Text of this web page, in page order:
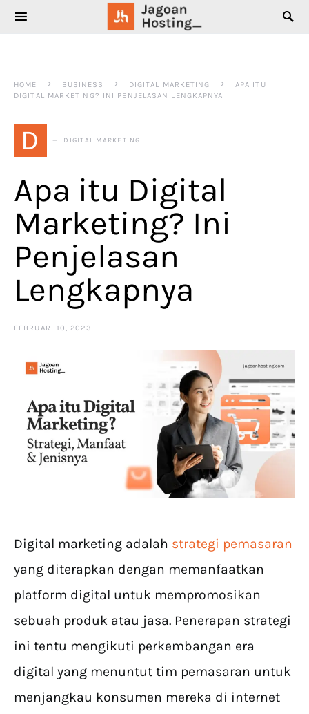
SEARCH FOR:
HOME BUSINESS DIGITAL MARKETING
APA ITU
DIGITAL MARKETING? INI PENJELASAN LENGKAPNYA
D DIGITAL MARKETING
Apa itu Digital
Marketing? Ini
Penjelasan
Lengkapnya
FEBRUARI 10, 2023
Digital marketing adalah strategi pemasaran
yang diterapkan dengan memanfaatkan
platform digital untuk mempromosikan
sebuah produk atau jasa. Penerapan strategi
ini tentu mengikuti perkembangan era
digital yang menuntut tim pemasaran untuk
menjangkau konsumen mereka di internet